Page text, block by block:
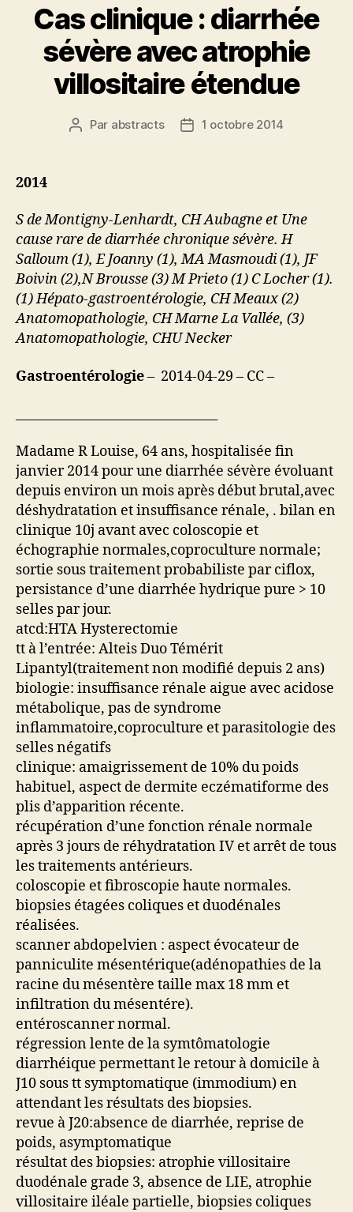
Cas clinique : diarrhée
sévère avec atrophie
villositaire étendue
Auteur
Par abstracts
Date1 octobre 2014
2014
S de Montigny-Lenhardt, CH Aubagne et Une
cause rare de diarrhée chronique sévère. H
Salloum (1), E Joanny (1), MA Masmoudi (1), JF
Boivin (2),N Brousse (3) M Prieto (1) C Locher (1).
(1) Hépato-gastroentérologie, CH Meaux (2)
Anatomopathologie, CH Marne La Vallée, (3)
Anatomopathologie, CHU Necker
Gastroentérologie– 2014-04-29 – CC –
Madame R Louise, 64 ans, hospitalisée fin
janvier 2014 pour une diarrhée sévère évoluant
depuis environ un mois après début brutal,avec
déshydratation et insuffisance rénale, . bilan en
clinique 10j avant avec coloscopie et
échographie normales,coproculture normale;
sortie sous traitement probabiliste par ciflox,
persistance d’une diarrhée hydrique pure > 10
selles par jour.
atcd:HTA Hysterectomie
tt à l’entrée: Alteis Duo Témérit
Lipantyl(traitement non modifié depuis 2 ans)
biologie: insuffisance rénale aigue avec acidose
métabolique, pas de syndrome
inflammatoire,coproculture et parasitologie des
selles négatifs
clinique: amaigrissement de 10% du poids
habituel, aspect de dermite eczématiforme des
plis d’apparition récente.
récupération d’une fonction rénale normale
après 3 jours de réhydratation IV et arrêt de tous
les traitements antérieurs.
coloscopie et fibroscopie haute normales.
biopsies étagées coliques et duodénales
réalisées.
scanner abdopelvien : aspect évocateur de
panniculite mésentérique(adénopathies de la
racine du mésentère taille max 18 mm et
infiltration du mésentére).
entéroscanner normal.
régression lente de la symtômatologie
diarrhéique permettant le retour à domicile à
J10 sous tt symptomatique (immodium) en
attendant les résultats des biopsies.
revue à J20:absence de diarrhée, reprise de
poids, asymptomatique
résultat des biopsies: atrophie villositaire
duodénale grade 3, absence de LIE, atrophie
villositaire iléale partielle, biopsies coliques